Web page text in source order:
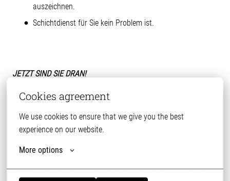
Cookies agreement
We use cookies to ensure that we give you the best
experience on our website.
More options
auszeichnen.
Schichtdienst für Sie kein Problem ist.
JETZT SIND SIE DRAN!
Gemeinschaft sein? Dann bewerben Sie sich jetzt mit Ihrem
Lebenslauf und werde Teil der PHW-Family!
So läuft Ihr Bewerbungsprozess ab:
3-7 Tagen bei Ihnen zurück. Bei Interesse schlagen wir Ihnen